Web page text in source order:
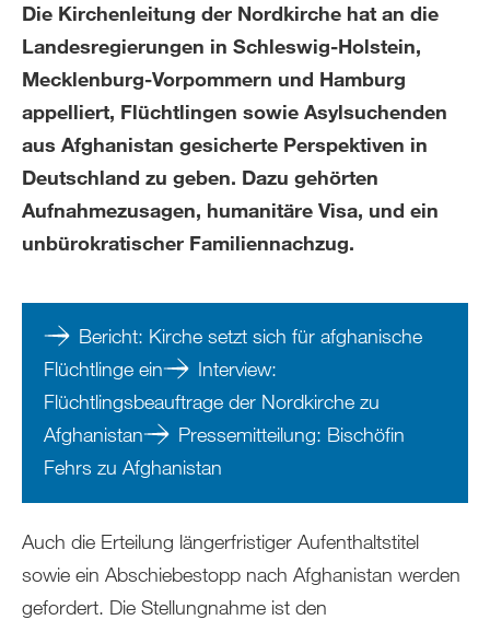
Die Kirchenleitung der Nordkirche hat an die
Landesregierungen in Schleswig-Holstein,
Mecklenburg-Vorpommern und Hamburg
appelliert, Flüchtlingen sowie Asylsuchenden
aus Afghanistan gesicherte Perspektiven in
Deutschland zu geben. Dazu gehörten
Aufnahmezusagen, humanitäre Visa, und ein
unbürokratischer Familiennachzug.
Bericht: Kirche setzt sich für afghanische
Flüchtlinge ein
Interview:
Flüchtlingsbeauftrage der Nordkirche zu
Afghanistan
Pressemitteilung: Bischöfin
Fehrs zu Afghanistan
Auch die Erteilung längerfristiger Aufenthaltstitel
sowie ein Abschiebestopp nach Afghanistan werden
gefordert. Die Stellungnahme ist den